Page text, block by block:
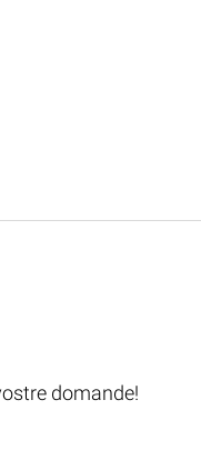
domande!